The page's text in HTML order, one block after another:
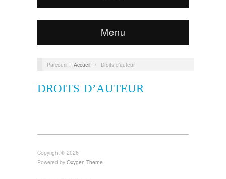
Menu
Parcourir : Accueil / Droits d’auteur
DROITS D’AUTEUR
Copyright © 2026
Powered by Oxygen Theme.